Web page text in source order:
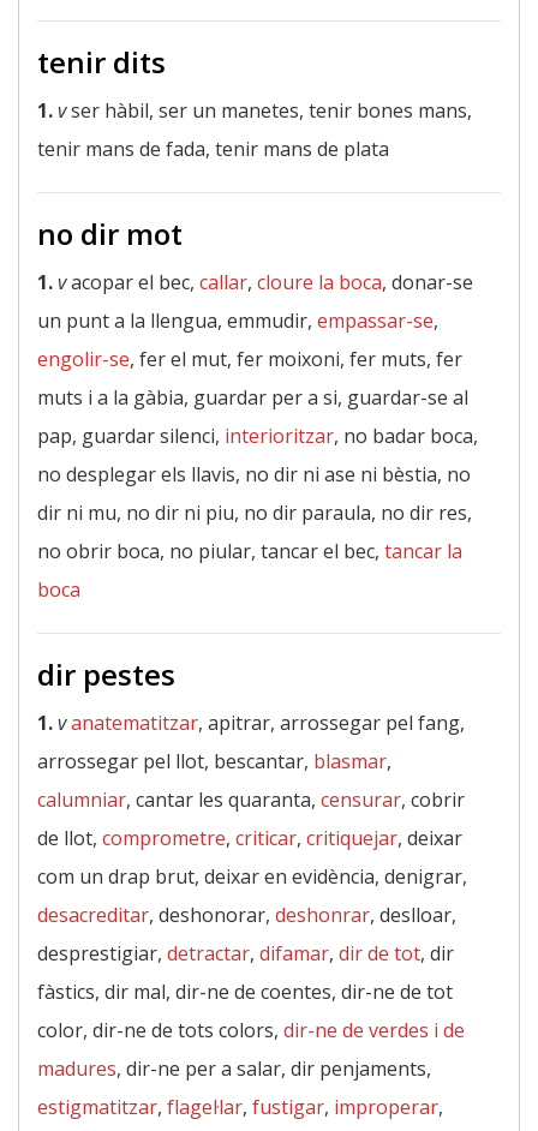
tenir dits
1.vser hàbil, ser un manetes, tenir bones mans,
tenir mans de fada, tenir mans de plata
no dir mot
1.vacopar el bec, callar, cloure la boca, donar-se
un punt a la llengua, emmudir, empassar-se,
engolir-se, fer el mut, fer moixoni, fer muts, fer
muts i a la gàbia, guardar per a si, guardar-se al
pap, guardar silenci, interioritzar, no badar boca,
no desplegar els llavis, no dir ni ase ni bèstia, no
dir ni mu, no dir ni piu, no dir paraula, no dir res,
no obrir boca, no piular, tancar el bec, tancar la
boca
dir pestes
1.vanatematitzar, apitrar, arrossegar pel fang,
arrossegar pel llot, bescantar, blasmar,
calumniar, cantar les quaranta, censurar, cobrir
de llot, comprometre, criticar, critiquejar, deixar
com un drap brut, deixar en evidència, denigrar,
desacreditar, deshonorar, deshonrar, deslloar,
desprestigiar, detractar, difamar, dir de tot, dir
fàstics, dir mal, dir-ne de coentes, dir-ne de tot
color, dir-ne de tots colors, dir-ne de verdes i de
madures, dir-ne per a salar, dir penjaments,
estigmatitzar, flagel·lar, fustigar, improperar,